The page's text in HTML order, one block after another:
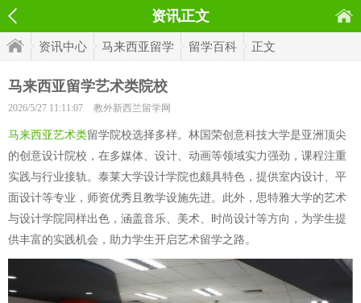
资讯正文
资讯中心 马来西亚留学 留学百科 正文
马来西亚留学艺术类院校
2026/5/27 11:11:07 教外新西兰留学网
马来西亚艺术类留学院校选择多样。林国荣创意科技大学是亚洲顶尖
的创意设计院校，在多媒体、设计、动画等领域实力强劲，课程注重
实践与行业接轨。泰莱大学设计学院也颇具特色，提供室内设计、平
面设计等专业，师资优秀且教学设施先进。此外，思特雅大学的艺术
与设计学院同样出色，涵盖音乐、美术、时尚设计等方向，为学生提
供丰富的实践机会，助力学生开启艺术留学之路。